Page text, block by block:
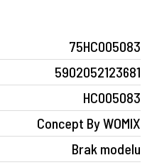
75HC005083
5902052123681
HC005083
Concept By WOMIX
Brak modelu